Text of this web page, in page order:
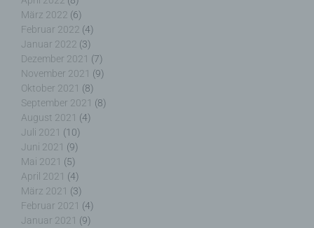
März 2022 (6)
Februar 2022 (4)
Januar 2022 (3)
Dezember 2021 (7)
November 2021 (9)
Oktober 2021 (8)
September 2021 (8)
August 2021 (4)
Juli 2021 (10)
Juni 2021 (9)
Mai 2021 (5)
April 2021 (4)
März 2021 (3)
Februar 2021 (4)
Januar 2021 (9)
Die Internetseiten verwenden teilweise so
genannte Cookies, LocalStorage und
SessionStorage. Dies dient dazu, unser Angebot
nutzerfreundlicher, effektiver und sicherer zu
machen. Local Storage und SessionStorage ist
eine Technologie, mit welcher ihr Browser Daten
auf Ihrem Computer oder mobilen Gerät
abspeichert. Cookies sind Textdateien, welche
über einen Internetbrowser auf einem
Computersystem abgelegt und gespeichert
werden. Sie können die Verwendung von Cookies,
LocalStorage und SessionStorage durch
entsprechende Einstellung in Ihrem Browser
verhindern.